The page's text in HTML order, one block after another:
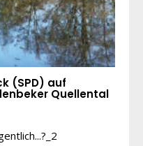
(SPD) auf
Quellental